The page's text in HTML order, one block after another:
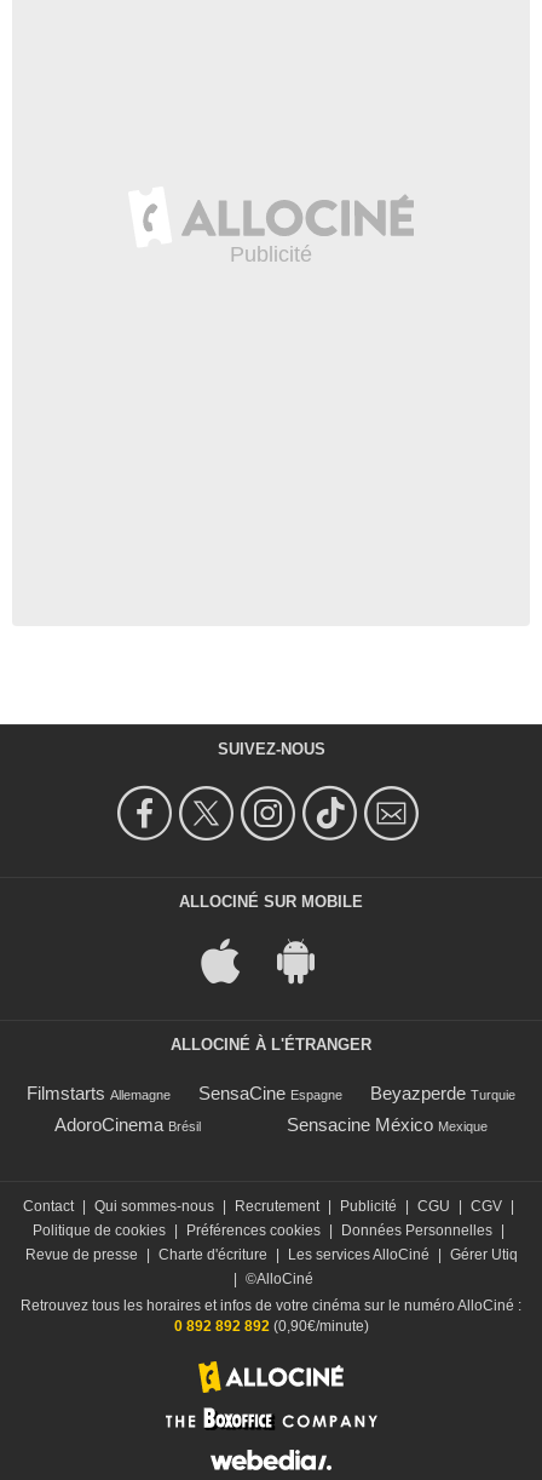
SUIVEZ-NOUS
ALLOCINÉ SUR MOBILE
ALLOCINÉ À L'ÉTRANGER
Filmstarts Allemagne SensaCine Espagne Beyazperde Turquie
AdoroCinema Brésil Sensacine México Mexique
Contact Qui sommes-nous Recrutement Publicité CGU CGV
Politique de cookies
Préférences cookies Données Personnelles
Revue de presse
Charte d'écriture Les services AlloCiné
Gérer Utiq
©AlloCiné
Retrouvez tous les horaires et infos de votre cinéma sur le numéro AlloCiné :
0 892 892 892(0,90€/minute)